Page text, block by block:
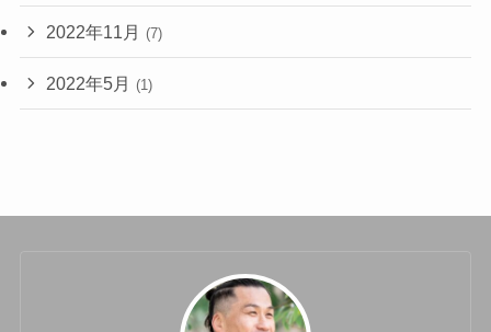
2022年11月 (7)
2022年5月 (1)